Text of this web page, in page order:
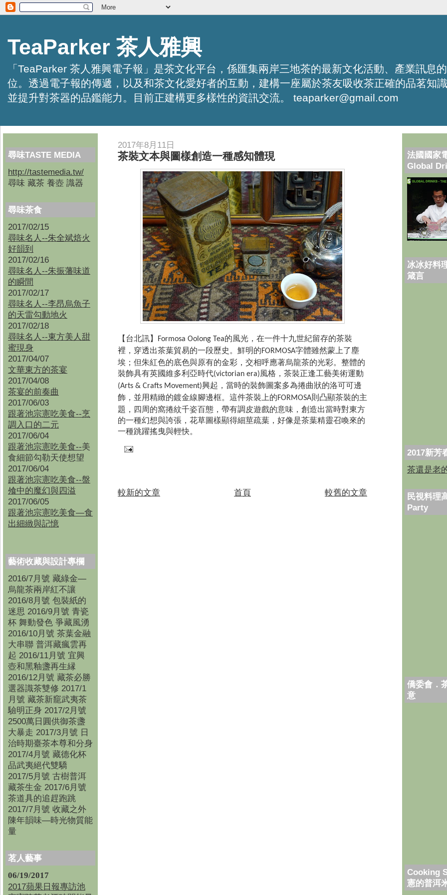
TeaParker 茶人雅興
「TeaParker 茶人雅興電子報」是茶文化平台，係匯集兩岸三地茶的最新文化活動、產業訊息
位。透過電子報的傳遞，以及和茶文化愛好者的互動，建構一座屬於茶友吸收茶正確的品茗知
並提升對茶器的品鑑能力。目前正建構更多樣性的資訊交流。 teaparker@gmail.com
尋味TASTE MEDIA
http://tastemedia.tw/
尋味 藏茶 養壺 識器
尋味茶食
2017/02/15
尋味名人--朱全斌焙火
好韻到
2017/02/16
尋味名人--朱振藩味道
的瞬間
2017/02/17
尋味名人--李昂烏魚子
的天雷勾動地火
2017/02/18
尋味名人--東方美人甜
蜜現身
2017/04/07
文華東方的茶宴
2017/04/08
茶宴的前奏曲
2017/06/03
跟著池宗憲吃美食--烹
調入口的二元
2017/06/04
跟著池宗憲吃美食--美
食細節勾勒天使想望
2017/06/04
跟著池宗憲吃美食--盤
飧中的魔幻與四溢
2017/06/05
跟著池宗憲吃美食—食
出細緻與記憶
藝術收藏與設計專欄
2016/7月號 藏綠金—
烏龍茶兩岸紅不讓
2016/8月號 包裝紙的
迷思 2016/9月號 青瓷
杯 舞動發色 爭藏風湧
2016/10月號 茶葉金融
大串聯 普洱藏瘋雲再
起 2016/11月號 宜興
壺和黑釉盞再生縁
2016/12月號 藏茶必勝
選器識茶雙修 2017/1
月號 藏茶新竉武夷茶
驗明正身 2017/2月號
2500萬日圓供御茶盞
大暴走 2017/3月號 日
治時期臺茶本尊和分身
2017/4月號 藏德化杯
品武夷絕代雙驕
2017/5月號 古樹普洱
藏茶生金 2017/6月號
茶道具的追趕跑跳
2017/7月號 收藏之外
陳年韻味—時光物質能
量
茗人藝事
06/19/2017
2017蘋果日報專訪池
2017年8月11日
茶裝文本與圖樣創造一種感知體現
【台北訊】 Formosa Oolong Tea的風光，在一件十九世紀留存的茶裝
裡，穿透出茶葉貿易的一段歷史。鮮明的FORMOSA字體雖然蒙上了塵
埃；但朱紅色的底色與原有的金彩，交相呼應著烏龍茶的光彩。整體的
裝飾具有英國維多利亞時代(victorian era)風格，茶裝正逢工藝美術運動
(Arts & Crafts Movement)興起，當時的裝飾圖案多為捲曲狀的洛可可邊
飾，並用精緻的鍍金線腳邊框。這件茶裝上的FORMOSA則凸顯茶裝的主
題，四周的窩捲紋千姿百態，帶有調皮遊戲的意味，創造出當時對東方
的一種幻想與誇張，花草圖樣顯得細莖疏葉，好像是茶葉精靈召喚來的
一種跳躍搖曳與輕快。
較新的文章 較舊的文章
首頁
法國國家
Global
冰冰好料
箴言
2017新芳
茶還是老
民視料理
Party
僑委會．
意
Cooking
憲的普洱